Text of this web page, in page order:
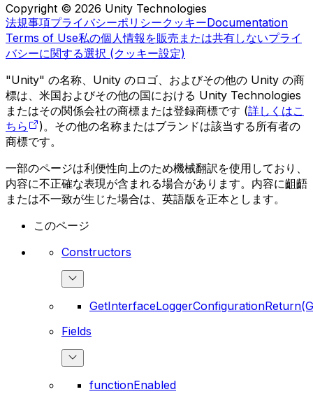
Copyright © 2026 Unity Technologies
法規事項プライバシーポリシークッキーDocumentation
Terms of Use私の個人情報を販売または共有しないプライ
バシーに関する選択 (クッキー設定)
"Unity" の名称、Unity のロゴ、およびその他の Unity の商
標は、米国およびその他の国における Unity Technologies
またはその関係会社の商標または登録商標です (詳しくはこ
ちら
)。その他の名称またはブランドは該当する所有者の
商標です。
一部のページは利便性向上のため機械翻訳を使用しており、
内容に不正確な表現が含まれる場合があります。内容に齟齬
または不一致が生じた場合は、英語版を正本とします。
このページ
Constructors
Fields
functionEnabled